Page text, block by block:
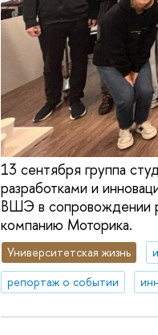
13 сентября группа
разработками и
ВШЭ в сопровождении
компанию Моторика.
Университетская жизнь
репортаж о событии